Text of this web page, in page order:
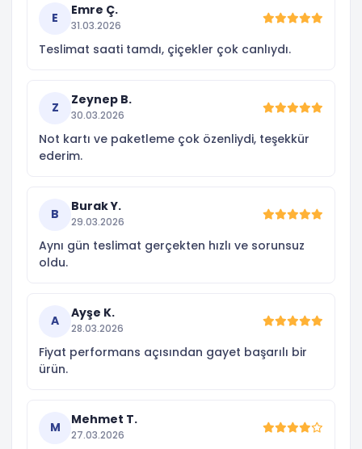
E
Emre Ç.
31.03.2026
Teslimat saati tamdı, çiçekler çok canlıydı.
Z
Zeynep B.
30.03.2026
Not kartı ve paketleme çok özenliydi, teşekkür
ederim.
B
Burak Y.
29.03.2026
Aynı gün teslimat gerçekten hızlı ve sorunsuz
oldu.
A
Ayşe K.
28.03.2026
Fiyat performans açısından gayet başarılı bir
ürün.
M
Mehmet T.
27.03.2026